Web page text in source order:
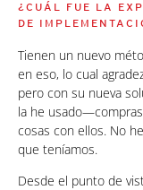
¿CUÁL FUE LA
DE
Tienen un nuevo
en eso, lo cual
pero con su nueva
la he
cosas con ellos. No
que teníamos.
Desde el punto de